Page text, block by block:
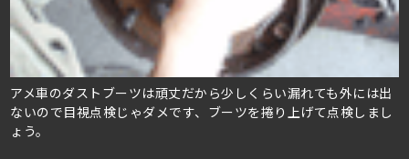
アメ車のダストブーツは頑丈だから少しくらい漏れても外には出
ないので目視点検じゃダメです、ブーツを捲り上げて点検しまし
ょう。